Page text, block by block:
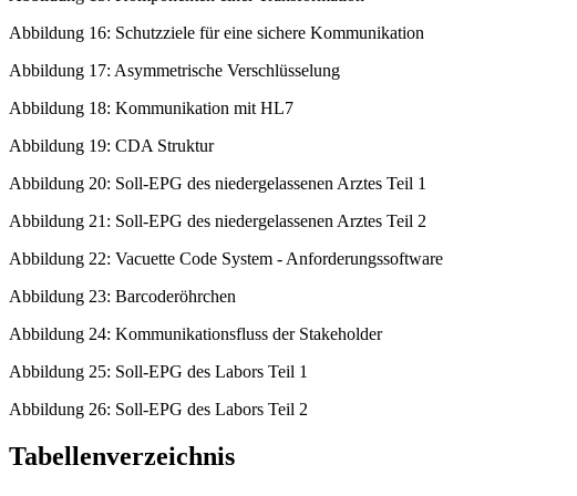
Abbildung 16: Schutzziele für eine sichere Kommunikation
Abbildung 17: Asymmetrische Verschlüsselung
Abbildung 18: Kommunikation mit HL7
Abbildung 19: CDA Struktur
Abbildung 20: Soll-EPG des niedergelassenen Arztes Teil 1
Abbildung 21: Soll-EPG des niedergelassenen Arztes Teil 2
Abbildung 22: Vacuette Code System - Anforderungssoftware
Abbildung 23: Barcoderöhrchen
Abbildung 24: Kommunikationsfluss der Stakeholder
Abbildung 25: Soll-EPG des Labors Teil 1
Abbildung 26: Soll-EPG des Labors Teil 2
Tabellenverzeichnis